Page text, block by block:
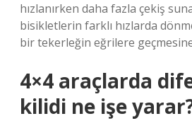
hızlanırken daha fazla çekiş
bisikletlerin farklı hızlarda
bir tekerleğin eğrilere
4×4 araçlarda
kilidi ne işe